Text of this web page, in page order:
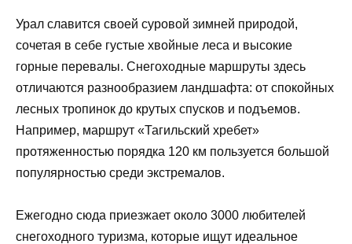
Урал славится своей суровой зимней природой,
сочетая в себе густые хвойные леса и высокие
горные перевалы. Снегоходные маршруты здесь
отличаются разнообразием ландшафта: от спокойных
лесных тропинок до крутых спусков и подъемов.
Например, маршрут «Тагильский хребет»
протяженностью порядка 120 км пользуется большой
популярностью среди экстремалов.
Ежегодно сюда приезжает около 3000 любителей
снегоходного туризма, которые ищут идеальное